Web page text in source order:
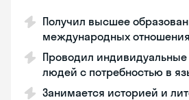
Получил высшее
международных
Проводил индивидуальные
людей с потребностью в
Занимается историей и